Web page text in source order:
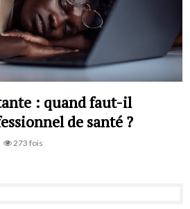
: quand faut-il
de santé ?
273 fois